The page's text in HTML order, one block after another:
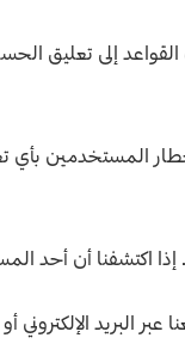
إلى تعليق
المستخدمين بأي
إذا اكتشفنا أن أحد
الإلكتروني